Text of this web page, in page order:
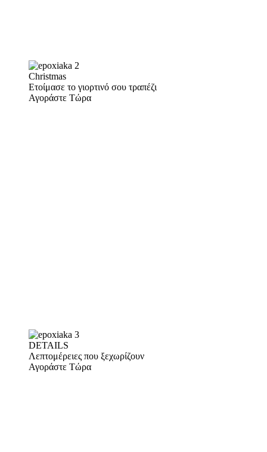
Christmas
Ετοίμασε το γιορτινό σου τραπέζι
Αγοράστε Τώρα
DETAILS
Λεπτομέρειες που ξεχωρίζουν
Αγοράστε Τώρα